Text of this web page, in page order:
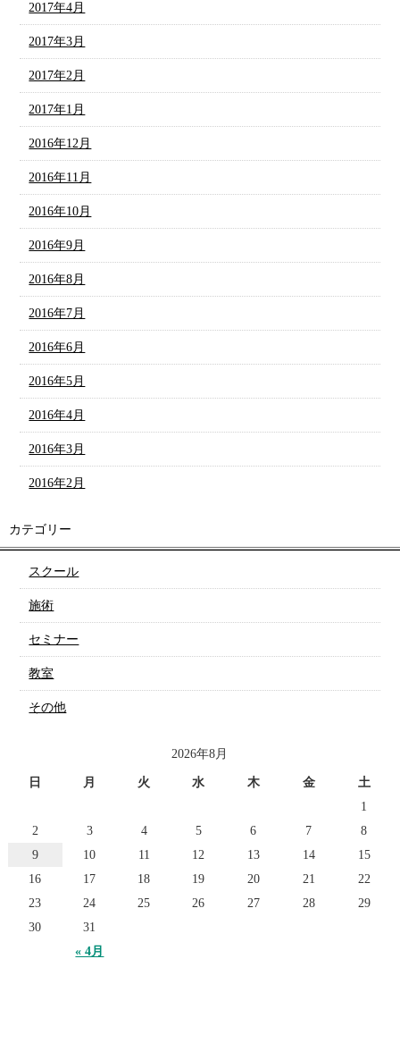
2017年4月
2017年3月
2017年2月
2017年1月
2016年12月
2016年11月
2016年10月
2016年9月
2016年8月
2016年7月
2016年6月
2016年5月
2016年4月
2016年3月
2016年2月
カテゴリー
スクール
施術
セミナー
教室
その他
2026年8月
日 月 火 水 木 金 土
« 4月
1
2
3 4 5 6 7
8
9
10 11 12 13 14
15
16
17 18 19 20 21
22
23
24 25 26 27 28
29
30
31